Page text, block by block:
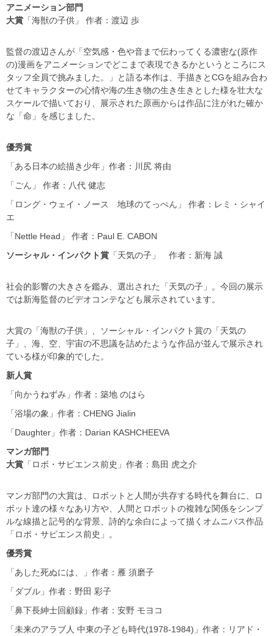
アニメーション部門
大賞 「海獣の子供」 作者：渡辺 歩
監督の渡辺さんが「空気感・色や音まで伝わってくる濃密な(原作
の)漫画をアニメーションでどこまで表現できるかというところにス
タッフ全員で挑みました。」と語る本作は、手描きとCGを組み合わ
せてキャラクターの心情や海の生き物の生き生きとした様を壮大な
スケールで描いており、展示された原画からは作品に注がれた確か
な「命」を感じました。
優秀賞
「ある日本の絵描き少年」作者：川尻 将由
「ごん」 作者：八代 健志
「ロング・ウェイ・ノース 地球のてっぺん」 作者：レミ・シャイ
エ
「Nettle Head」 作者：Paul E. CABON
ソーシャル・インパクト賞 「天気の子」 作者：新海 誠
社会的影響の大きさを鑑み、選出された「天気の子」。今回の展示
では新海監督のビデオコンテなども展示されています。
大賞の「海獣の子供」、ソーシャル・インパクト賞の「天気の
子」、海、空、宇宙の不思議を詰めたような作品が並んで展示され
ている様が印象的でした。
新人賞
「向かうねずみ」作者：築地 のはら
「浴場の象」作者：CHENG Jialin
「Daughter」作者：Darian KASHCHEEVA
マンガ部門
大賞 「ロボ・サピエンス前史」作者：島田 虎之介
マンガ部門の大賞は、ロボットと人間が共存する時代を舞台に、ロ
ボット達の様々なあり方や、人間とロボットの複雑な関係をシンプ
ルな線描と記号的な背景、詩的な余白によって描くオムニバス作品
「ロボ・サピエンス前史」。
優秀賞
「あした死ぬには、」作者：雁 須磨子
「ダブル」作者：野田 彩子
「鼻下長紳士回顧録」作者：安野 モヨコ
「未来のアラブ人 中東の子ども時代(1978-1984)」作者：リアド・